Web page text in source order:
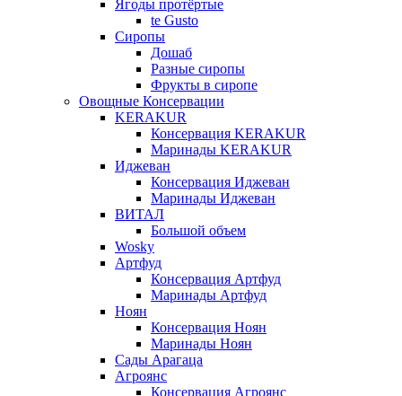
Ягоды протёртые
te Gusto
Сиропы
Дошаб
Разные сиропы
Фрукты в сиропе
Овощные Консервации
KERAKUR
Консервация KERAKUR
Маринады KERAKUR
Иджеван
Консервация Иджеван
Маринады Иджеван
ВИТАЛ
Большой объем
Wosky
Артфуд
Консервация Артфуд
Маринады Артфуд
Ноян
Консервация Ноян
Маринады Ноян
Сады Арагаца
Агроянс
Консервация Агроянс